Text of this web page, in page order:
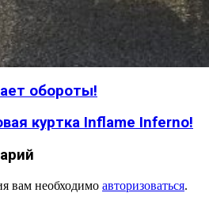
обороты!
куртка Inflame Inferno!
вам необходимо авторизоваться.